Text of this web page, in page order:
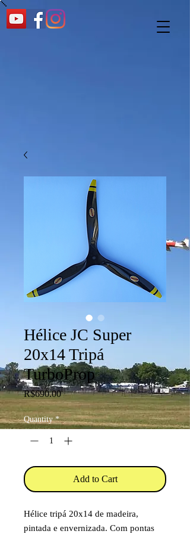
Hélice JC Super
20x14 Tripá
TurboProp
R$690.00Price
Quantity *
Add to Cart
Hélice tripá 20x14 de madeira,
pintada e envernizada. Com pontas